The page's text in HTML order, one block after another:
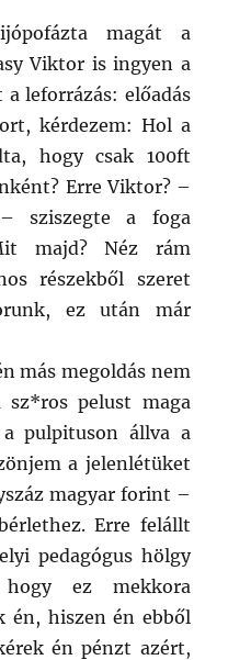
magát a
Viktor is ingyen a
leforrázás: előadás
kérdezem: Hol a
hogy csak 100ft
Erre Viktor? –
sziszegte a foga
majd? Néz rám
részekből szeret
ez után már
más megoldás nem
pelust maga
pulpituson állva a
a jelenlétüket
magyar forint –
Erre felállt
pedagógus hölgy
ez mekkora
én, hiszen én ebből
én pénzt azért,